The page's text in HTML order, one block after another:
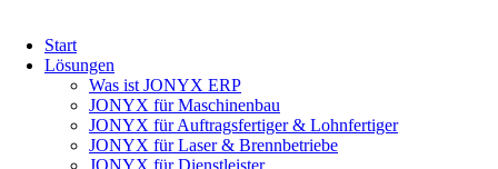
überspringen
Start
Lösungen
Was ist JONYX ERP
JONYX für Maschinenbau
JONYX für Auftragsfertiger & Lohnfertiger
JONYX für Laser & Brennbetriebe
JONYX für Dienstleister